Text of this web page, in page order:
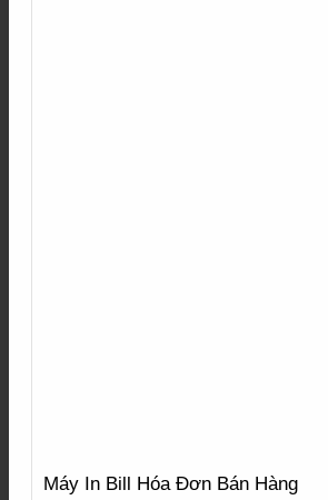
Máy In Bill Hóa Đơn Bán Hàng